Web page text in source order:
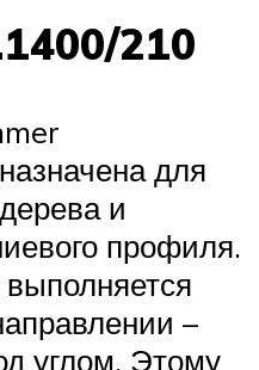
210
для
и
профиля.
–
углом. Этому